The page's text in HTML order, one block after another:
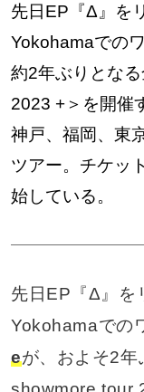
先日EP『Δ』を
Yokohamaでの
約2年ぶりとな
2023 +＞を開催
神戸、福岡、東
ツアー。チケッ
始している。
先日EP『Δ』を
Yokohamaでの
eが、およそ2年